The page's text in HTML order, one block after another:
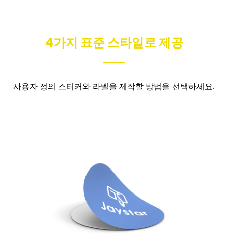
4가지 표준 스타일로 제공
사용자 정의 스티커와 라벨을 제작할 방법을 선택하세요.